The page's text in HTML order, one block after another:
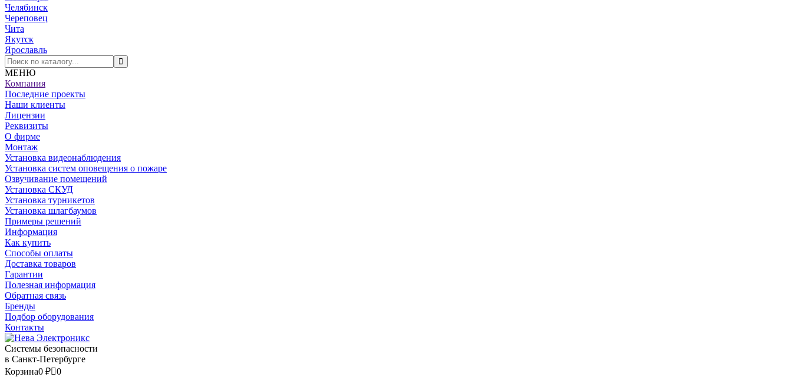
Челябинск
Череповец
Чита
Якутск
Ярославль
МЕНЮ
Компания
Последние проекты
Наши клиенты
Лицензии
Реквизиты
О фирме
Монтаж
Установка видеонаблюдения
Установка систем оповещения о пожаре
Озвучивание помещений
Установка СКУД
Установка турникетов
Установка шлагбаумов
Примеры решений
Информация
Как купить
Способы оплаты
Доставка товаров
Гарантии
Полезная информация
Обратная связь
Бренды
Подбор оборудования
Контакты
Системы безопасности
в Санкт-Петербурге
Корзина0 ₽ 0